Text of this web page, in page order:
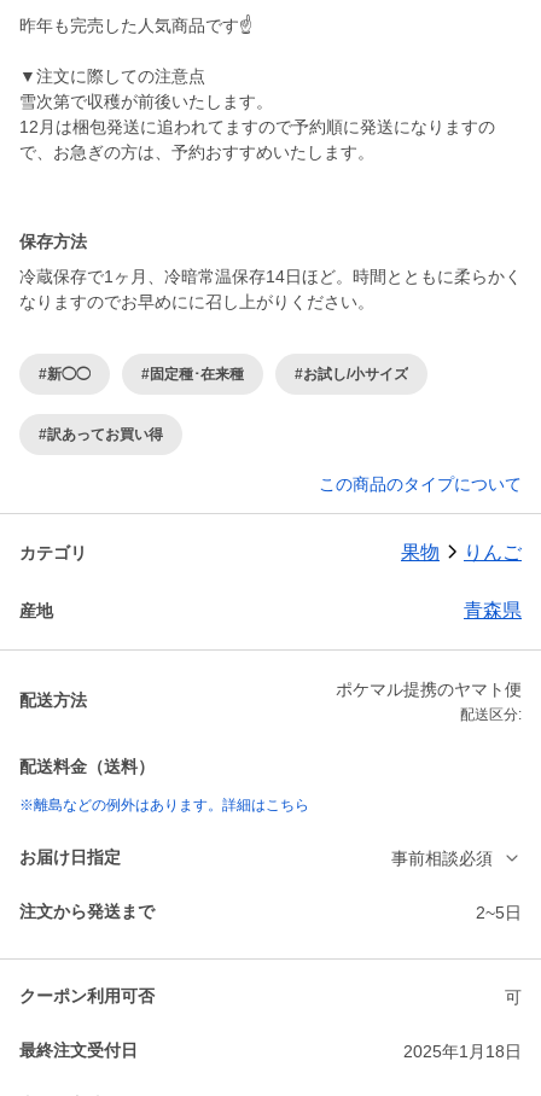
昨年も完売した人気商品です☝️
▼注文に際しての注意点
雪次第で収穫が前後いたします。
12月は梱包発送に追われてますので予約順に発送になりますの
で、お急ぎの方は、予約おすすめいたします。
保存方法
冷蔵保存で1ヶ月、冷暗常温保存14日ほど。時間とともに柔らかく
なりますのでお早めにに召し上がりください。
#新◯◯ #固定種･在来種 #お試し/小サイズ
#訳あってお買い得
この商品のタイプについて
カテゴリ 果物 りんご
産地 青森県
配送方法
ポケマル提携のヤマト便
配送区分:
配送料金（送料）
※離島などの例外はあります。詳細はこちら
お届け日指定 事前相談必須
注文から発送まで 2~5日
クーポン利用可否 可
最終注文受付日 2025年1月18日